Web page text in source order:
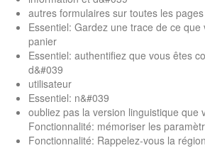
autres formulaires sur toutes les pages
Essentiel: Gardez une trace de ce
panier
Essentiel: authentifiez que vous êtes
d&#039
utilisateur
Essentiel: n&#039
oubliez pas la version linguistique que
Fonctionnalité: mémoriser les
Fonctionnalité: Rappelez-vous la